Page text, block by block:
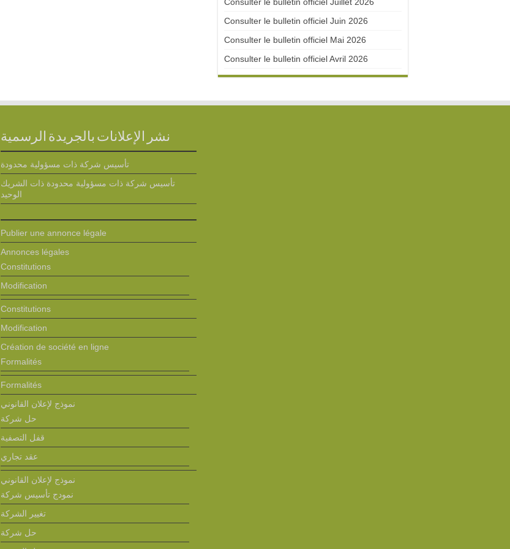
Consulter le bulletin officiel Juin 2026
Consulter le bulletin officiel Mai 2026
Consulter le bulletin officiel Avril 2026
نشر الإعلانات بالجريدة الرسمية
تأسيس شركة ذات مسؤولية محدودة
تأسيس شركة ذات مسؤولية محدودة ذات الشريك
الوحيد
Publier une annonce légale
Annonces légales
Constitutions
Modification
Constitutions
Modification
Création de société en ligne
Formalités
Formalités
نموذج لإعلان القانوني
حل شركة
قفل التصفية
عقد تجاري
نموذج لإعلان القانوني
نمودج تأسيس شركة
تغيير الشركة
حل شركة